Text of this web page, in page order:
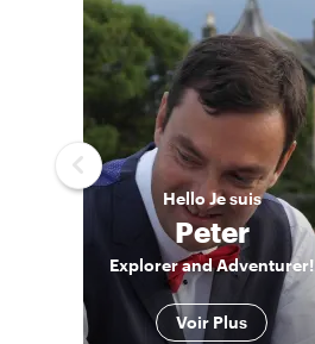
HelloJe suis
Peter
Explorer and Adventurer!
Voir Plus